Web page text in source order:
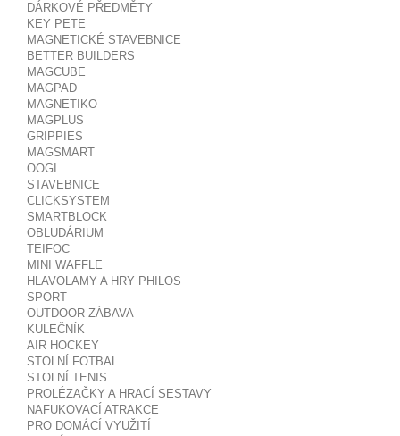
DÁRKOVÉ PŘEDMĚTY
KEY PETE
MAGNETICKÉ STAVEBNICE
BETTER BUILDERS
MAGCUBE
MAGPAD
MAGNETIKO
MAGPLUS
GRIPPIES
MAGSMART
OOGI
STAVEBNICE
CLICKSYSTEM
SMARTBLOCK
OBLUDÁRIUM
TEIFOC
MINI WAFFLE
HLAVOLAMY A HRY PHILOS
SPORT
OUTDOOR ZÁBAVA
KULEČNÍK
AIR HOCKEY
STOLNÍ FOTBAL
STOLNÍ TENIS
PROLÉZAČKY A HRACÍ SESTAVY
NAFUKOVACÍ ATRAKCE
PRO DOMÁCÍ VYUŽITÍ